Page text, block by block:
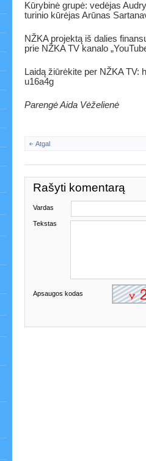
Kūrybinė grupė: vedėjas
turinio kūrėjas Arūnas
NŽKA projektą iš dalies
prie NŽKA TV kanalo
Laidą žiūrėkite per NŽKA TV:
u16a4g
Parengė Aida Vėželienė
Atgal
Rašyti komentarą
Vardas
Tekstas
Apsaugos kodas